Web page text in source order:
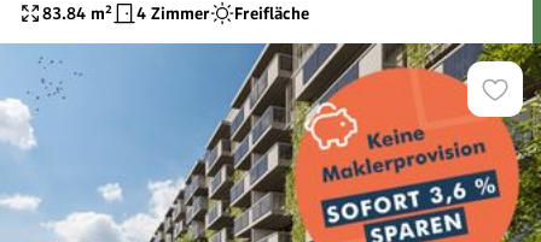
83.84 m² 4 Zimmer Freifläche